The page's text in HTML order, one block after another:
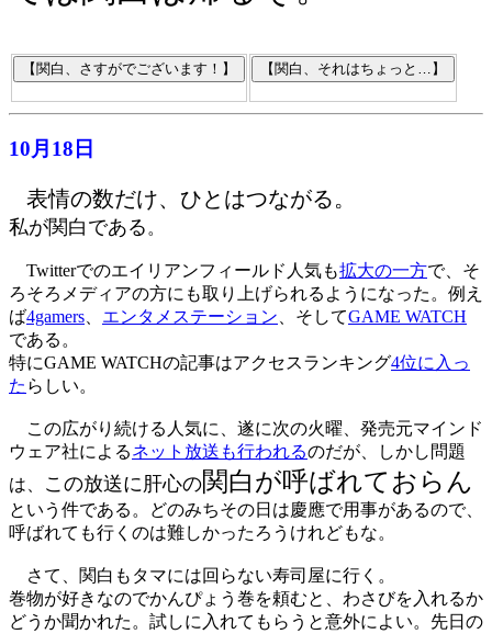
10月18日
表情の数だけ、ひとはつながる。
私が関白である 。
Twitterでのエイリアンフィールド人気も拡大の一方で、そ
ろそろメディアの方にも取り上げられるようになった。例え
ば4gamers エンタメステーション 、そしてGAME WATCH
である。
特にGAME WATCHの記事はアクセスランキング4位に入っ
た らしい。
この広がり続ける人気に、遂に次の火曜、発売元マインド
ウェア社によるネット放送も行われるのだが、しかし問題
は、
この放送に肝心の関白が呼ばれておらん
という件である。どのみちその日は慶應で用事があるので、
呼ばれても行くのは難しかったろうけれどもな。
さて、関白もタマには回らない寿司屋に行く。
巻物が好きなのでかんぴょう巻を頼むと、わさびを入れるか
どうか聞かれた。試しに入れてもらうと意外によい。先日の